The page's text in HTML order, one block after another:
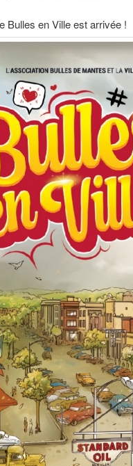
Bulles en Ville est arrivée !